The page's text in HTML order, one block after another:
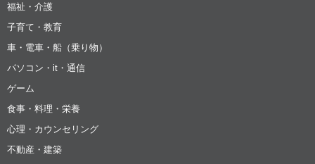
福祉・介護
子育て・教育
車・電車・船（乗り物）
パソコン・it・通信
ゲーム
食事・料理・栄養
心理・カウンセリング
不動産・建築